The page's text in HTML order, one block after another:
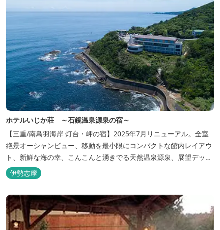
ホテルいじか荘 ～石鏡温泉源泉の宿～
【三重/南鳥羽海岸 灯台・岬の宿】2025年7月リニューアル。全室
絶景オーシャンビュー、移動を最小限にコンパクトな館内レイアウ
ト、新鮮な海の幸、こんこんと湧きでる天然温泉源泉、展望デッ
キ〜いじか灯台テラス〜からの眺望が自慢のリトリートホテル。
伊勢志摩